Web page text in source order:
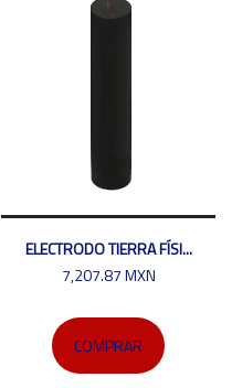
ELECTRODO TIERRA FÍSI...
7,207.87 MXN
COMPRAR